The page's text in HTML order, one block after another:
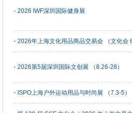
· 2026 IWF深圳国际健身展
· 2026年上海文化用品商品交易会 （文化会
· 2026第5届深圳国际文创展 （8.26-28）
· ISPO上海户外运动用品与时尚展 （7.3-5）